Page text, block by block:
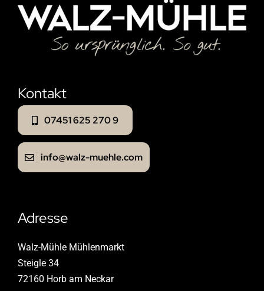
Kontakt
07451 625 270 9
info@walz-muehle.com
Adresse
Walz-Mühle Mühlenmarkt
Steigle 34
72160 Horb am Neckar